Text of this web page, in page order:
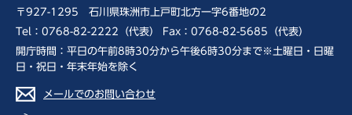
〒927-1295 石川県珠洲市上戸町北方一字6番地の2
Tel：0768-82-2222（代表） Fax：0768-82-5685（代表）
開庁時間：平日の午前8時30分から午後6時30分まで※土曜日・日曜
日・祝日・年末年始を除く
メールでのお問い合わせ